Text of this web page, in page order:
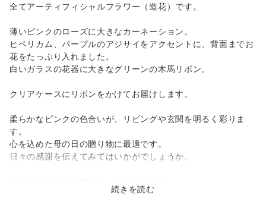
全てアーティフィシャルフラワー（造花）です。
薄いピンクのローズに大きなカーネーション。
ヒペリカム、パープルのアジサイをアクセントに、背面までお
花をたっぷり入れました。
白いガラスの花器に大きなグリーンの木馬リボン。
クリアケースにリボンをかけてお届けします。
柔らかなピンクの色合いが、リビングや玄関を明るく彩りま
す。
心を込めた母の日の贈り物に最適です。
日々の感謝を伝えてみてはいかがでしょうか。
続きを読む